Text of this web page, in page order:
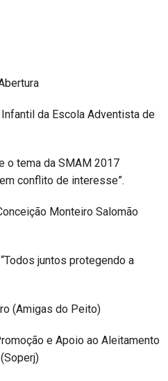
da Escola Adventista de
o tema da SMAM 2017
conflito de interesse”.
Monteiro Salomão
juntos protegendo a
(Amigas do Peito)
e Apoio ao Aleitamento